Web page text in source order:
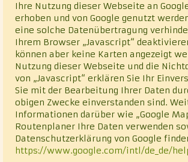
Ihre Nutzung dieser Webseite an
erhoben und von Google genutzt
eine solche Datenübertragung
Ihrem Browser „Javascript“
können aber keine Karten angezeigt
Nutzung dieser Webseite und die
von „Javascript“ erklären Sie Ihr
Sie mit der Bearbeitung Ihrer Daten
obigen Zwecke einverstanden sind.
Informationen darüber wie „Google
Routenplaner Ihre Daten verwenden
Datenschutzerklärung von Google
https://www.google.com/intl/de_de/